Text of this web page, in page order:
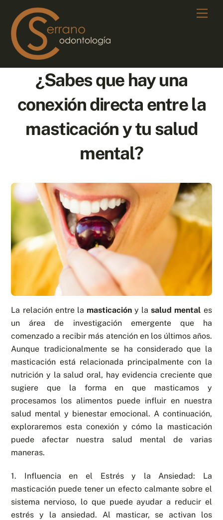
content
¿Sabes que hay una
conexión directa entre la
masticación y tu salud
mental?
La relación entre la masticacióny lasalud mental es
un área de investigación emergente que ha
comenzado a recibir más atención en los últimos años.
Aunque tradicionalmente se ha considerado que la
masticación está relacionada principalmente con la
nutrición y la salud oral, hay evidencia creciente que
sugiere que la forma en que masticamos y
procesamos los alimentos puede influir en nuestra
salud mental y bienestar emocional. A continuación,
exploraremos esta conexión y cómo la masticación
puede afectar nuestra salud mental de varias
maneras.
1. Influencia en el Estrés y la Ansiedad: La
masticación puede tener un efecto calmante sobre el
sistema nervioso, lo que puede ayudar a reducir el
estrés y la ansiedad. Al masticar, se activan los